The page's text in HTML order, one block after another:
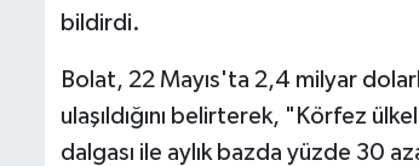
bildirdi.
Bolat, 22 Mayıs'ta 2,4 milyar
ulaşıldığını belirterek, "Körfez
dalgası ile aylık bazda yüzde 30